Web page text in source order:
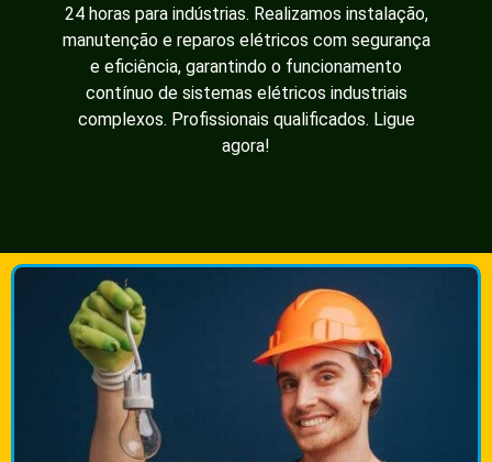
24 horas para indústrias. Realizamos instalação,
manutenção e reparos elétricos com segurança
e eficiência, garantindo o funcionamento
contínuo de sistemas elétricos industriais
complexos. Profissionais qualificados. Ligue
agora!